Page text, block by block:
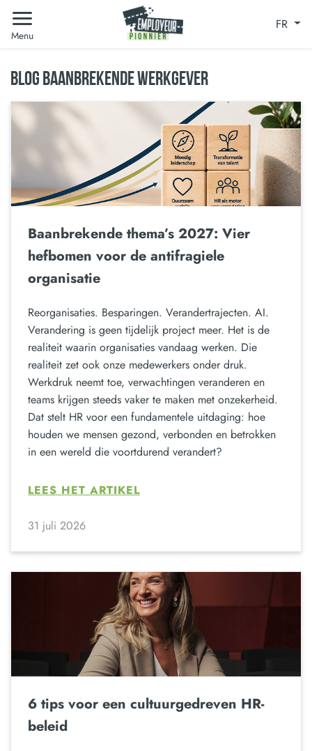
Menu
FR
BLOG BAANBREKENDE WERKGEVER
Baanbrekende thema’s 2027: Vier
hefbomen voor de antifragiele
organisatie
Reorganisaties. Besparingen. Verandertrajecten. AI.
Verandering is geen tijdelijk project meer. Het is de
realiteit waarin organisaties vandaag werken. Die
realiteit zet ook onze medewerkers onder druk.
Werkdruk neemt toe, verwachtingen veranderen en
teams krijgen steeds vaker te maken met onzekerheid.
Dat stelt HR voor een fundamentele uitdaging: hoe
houden we mensen gezond, verbonden en betrokken
in een wereld die voortdurend verandert?
LEES HET ARTIKEL
31 juli 2026
6 tips voor een cultuurgedreven HR-
beleid